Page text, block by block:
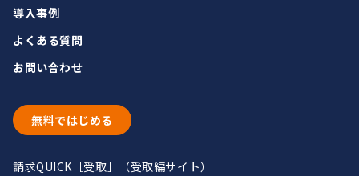
導入事例
よくある質問
お問い合わせ
請求QUICK［受取］（受取編サイト）
無料ではじめる